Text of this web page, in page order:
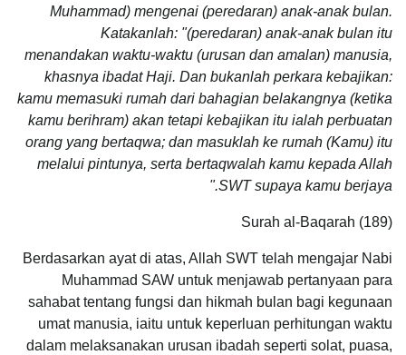
Muhammad) mengenai (peredaran) anak-anak bulan.
Katakanlah: "(peredaran) anak-anak bulan itu
menandakan waktu-waktu (urusan dan amalan) manusia,
khasnya ibadat Haji. Dan bukanlah perkara kebajikan:
kamu memasuki rumah dari bahagian belakangnya (ketika
kamu berihram) akan tetapi kebajikan itu ialah perbuatan
orang yang bertaqwa; dan masuklah ke rumah (Kamu) itu
melalui pintunya, serta bertaqwalah kamu kepada Allah
SWT supaya kamu berjaya."
Surah al-Baqarah (189)
Berdasarkan ayat di atas, Allah SWT telah mengajar Nabi
Muhammad SAW untuk menjawab pertanyaan para
sahabat tentang fungsi dan hikmah bulan bagi kegunaan
umat manusia, iaitu untuk keperluan perhitungan waktu
dalam melaksanakan urusan ibadah seperti solat, puasa,